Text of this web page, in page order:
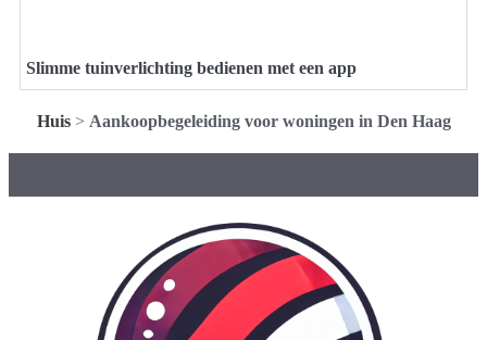
Slimme tuinverlichting bedienen met een app
Huis> Aankoopbegeleiding voor woningen in Den Haag